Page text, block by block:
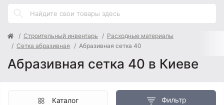
Строительный инвентарь
Расходные материалы
Сетка абразивная
Абразивная сетка 40
Абразивная сетка 40 в Киеве
Фильтр
Каталог